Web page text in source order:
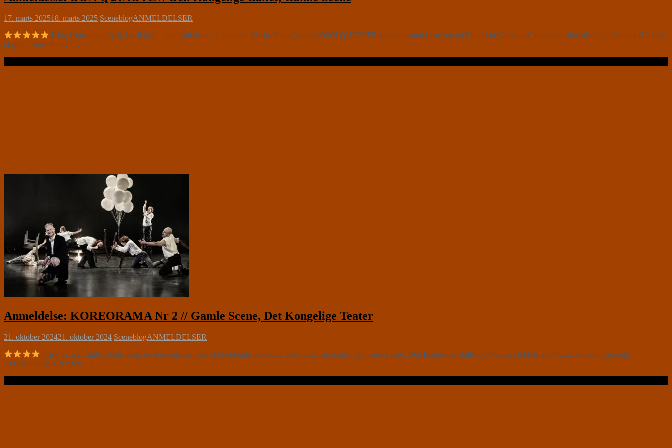
17. marts 202518. marts 2025 SceneblogANMELDELSER
Klog komedie og fyrig kærlighed – min sjæl hvad vil du mere. Marius Petipa’s ballet DON QUIXOTE sætter de smukkeste trin på Miguel de Cervantes’ udødelige klassiker, og i Nikolaj Hübbes
elegante version bliver[…]
Anmeldelse: KOREORAMA Nr 2 // Gamle Scene, Det Kongelige Teater
21. oktober 202421. oktober 2024 SceneblogANMELDELSER
Frisk fra fad, fuld af gode ideer, og en scene der med et tiljublende publikum ikke finder sin mage i det ganske land. Den Kongelige Ballet og Nicolai Hübbes pragtfulde udviklingsprojekt
KOREORAMA er nået[…]